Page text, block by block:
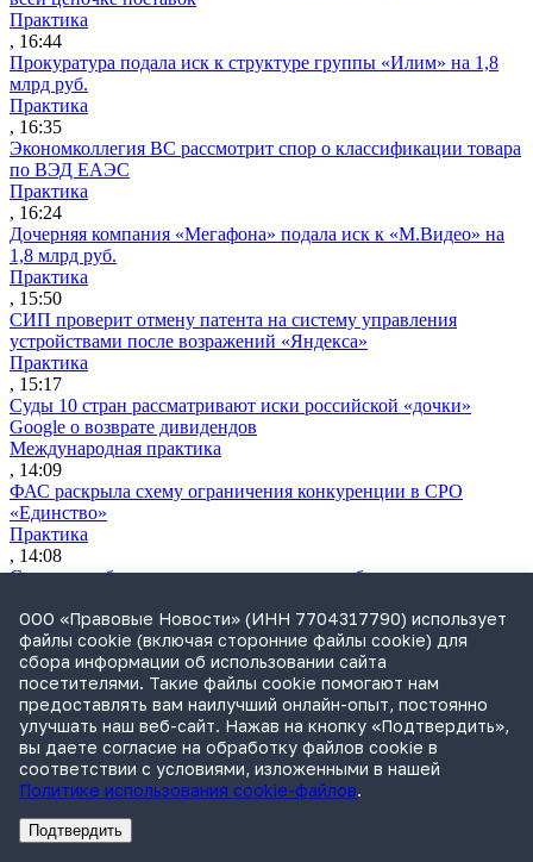
Практика
, 16:44
Прокуратура подала иск к структуре группы «Илим» на 1,8
млрд руб.
Практика
, 16:35
Экономколлегия ВС рассмотрит спор о классификации товара
по ВЭД ЕАЭС
Практика
, 16:24
Дочерняя компания «Мегафона» подала иск к «М.Видео» на
1,8 млрд руб.
Практика
, 15:50
СИП проверит отмену патента на систему управления
устройствами после возражений «Яндекса»
Практика
, 15:17
Суды 10 стран рассматривают иски российской «дочки»
Google о возврате дивидендов
Международная практика
, 14:09
ФАС раскрыла схему ограничения конкуренции в СРО
«Единство»
Практика
, 14:08
Суд снял арбитражную оговорку по просьбе иностранного
Практика
, 13:11
ВККС открыла шесть новых вакансий
Судьи
, 13:06
Экономколлегия решит, можно ли уменьшить сумму гарантии
на стоимость выполненных работ
Практика
, 13:04
склада в Казахстане
РекламаАдвокатское бюро Санкт-Петербурга «Вертикаль» ИНН 7841290773
ООО «Правовые Новости» (ИНН 7704317790) использует
файлы cookie (включая сторонние файлы cookie) для
сбора информации об использовании сайта
посетителями. Такие файлы cookie помогают нам
предоставлять вам наилучший онлайн-опыт, постоянно
улучшать наш веб-сайт. Нажав на кнопку «Подтвердить»,
вы даете согласие на обработку файлов cookie в
соответствии с условиями, изложенными в нашей
Политике использования cookie-файлов.
Подтвердить